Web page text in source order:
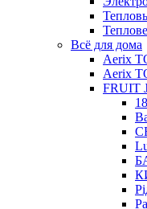
Всё для дома
Aerix
Aerix
FRUIT